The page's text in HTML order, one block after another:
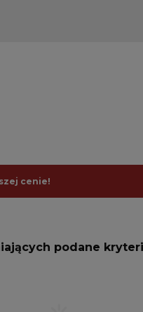
cenie!
podane